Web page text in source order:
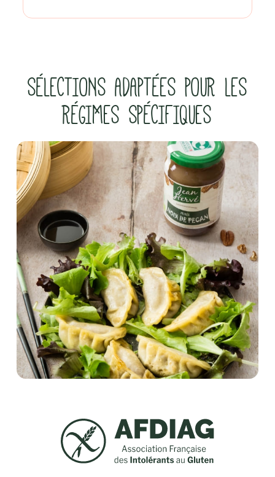
SÉLECTIONS ADAPTÉES POUR LES
RÉGIMES SPÉCIFIQUES